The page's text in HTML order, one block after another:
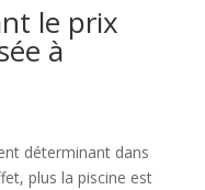
le prix
à
déterminant dans
plus la piscine est